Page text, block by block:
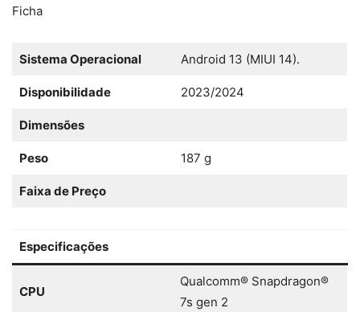
Ficha
Sistema Operacional Android 13 (MIUI 14).
Disponibilidade 2023/2024
Dimensões
Peso 187 g
Faixa de Preço
Especificações
CPU
Qualcomm® Snapdragon®
7s gen 2